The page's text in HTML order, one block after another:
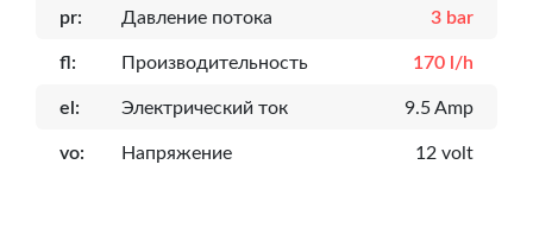
pr: Давление потока 3 bar
fl: Производительность 170 l/h
el: Электрический ток 9.5 Amp
vo: Напряжение 12 volt